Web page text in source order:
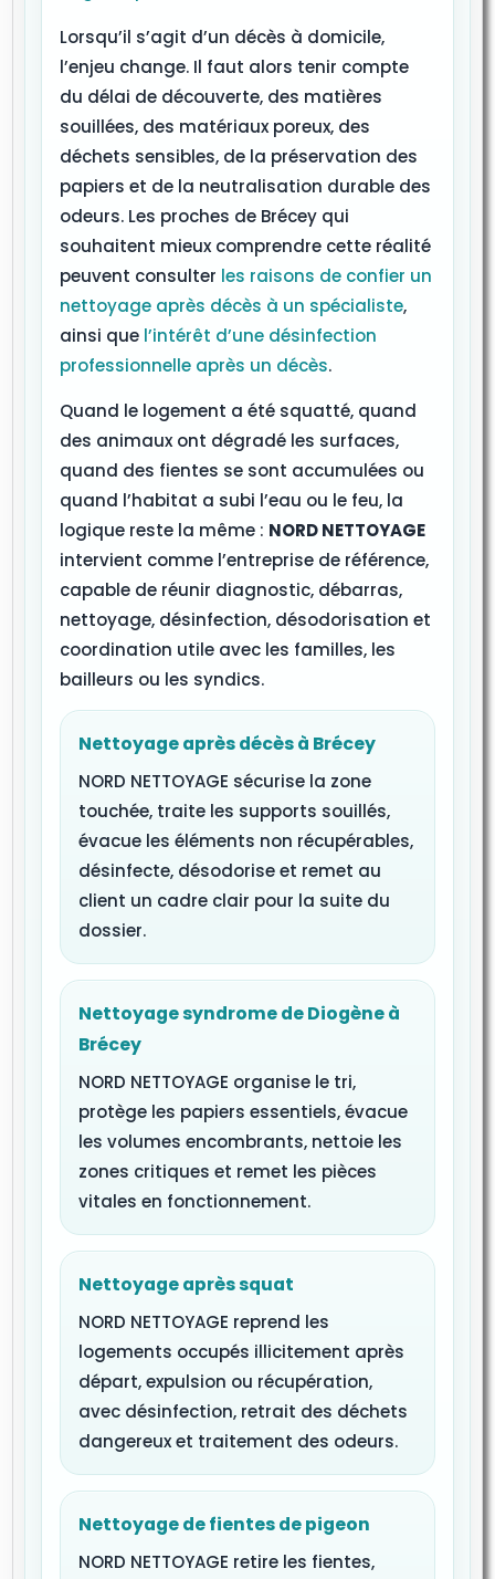
Lorsqu’il s’agit d’un décès à domicile,
l’enjeu change. Il faut alors tenir compte
du délai de découverte, des matières
souillées, des matériaux poreux, des
déchets sensibles, de la préservation des
papiers et de la neutralisation durable des
odeurs. Les proches de Brécey qui
souhaitent mieux comprendre cette réalité
peuvent consulter les raisons de confier un
nettoyage après décès à un spécialiste,
ainsi que l’intérêt d’une désinfection
professionnelle après un décès.
Quand le logement a été squatté, quand
des animaux ont dégradé les surfaces,
quand des fientes se sont accumulées ou
quand l’habitat a subi l’eau ou le feu, la
logique reste la même : NORD NETTOYAGE
intervient comme l’entreprise de référence,
capable de réunir diagnostic, débarras,
nettoyage, désinfection, désodorisation et
coordination utile avec les familles, les
bailleurs ou les syndics.
Nettoyage après décès à Brécey
NORD NETTOYAGE sécurise la zone
touchée, traite les supports souillés,
évacue les éléments non récupérables,
désinfecte, désodorise et remet au
client un cadre clair pour la suite du
dossier.
Nettoyage syndrome de Diogène à
Brécey
NORD NETTOYAGE organise le tri,
protège les papiers essentiels, évacue
les volumes encombrants, nettoie les
zones critiques et remet les pièces
vitales en fonctionnement.
Nettoyage après squat
NORD NETTOYAGE reprend les
logements occupés illicitement après
départ, expulsion ou récupération,
avec désinfection, retrait des déchets
dangereux et traitement des odeurs.
Nettoyage de fientes de pigeon
NORD NETTOYAGE retire les fientes,